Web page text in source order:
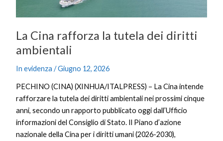
La Cina rafforza la tutela dei diritti
ambientali
In evidenza /Giugno 12, 2026
PECHINO (CINA) (XINHUA/ITALPRESS) – La Cina intende
rafforzare la tutela dei diritti ambientali nei prossimi cinque
anni, secondo un rapporto pubblicato oggi dall’Ufficio
informazioni del Consiglio di Stato. Il Piano d’azione
nazionale della Cina per i diritti umani (2026-2030),